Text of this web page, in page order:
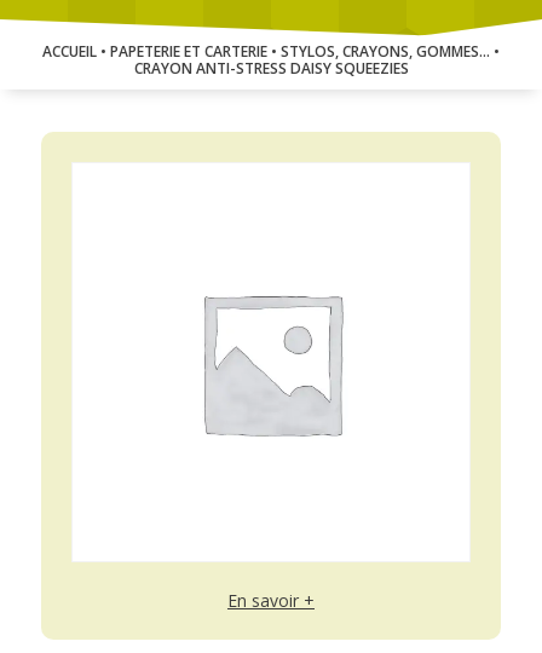
ACCUEIL • PAPETERIE ET CARTERIE • STYLOS, CRAYONS, GOMMES... •
CRAYON ANTI-STRESS DAISY SQUEEZIES
En savoir +